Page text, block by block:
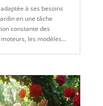
à ses besoins
en une tâche
constante des
les modèles...